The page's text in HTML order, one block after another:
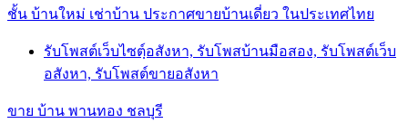
ชั้น บ้านใหม่ เช่าบ้าน ประกาศขายบ้านเดี่ยว ในประเทศไทย
รับโพสต์เว็บไซตฺ์อสังหา, รับโพสบ้านมือสอง, รับโพสต์เว็บ
อสังหา, รับโพสต์ขายอสังหา
ขาย บ้าน พานทอง ชลบุรี